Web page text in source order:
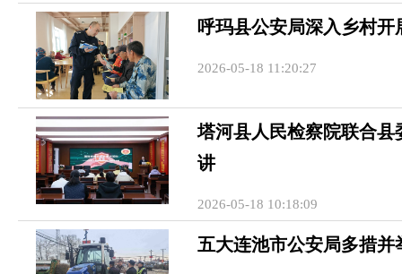
呼玛县公安局深入乡村
2026-05-18 11:20:27
塔河县人民检察院联合
讲
2026-05-18 10:18:09
五大连池市公安局多措并